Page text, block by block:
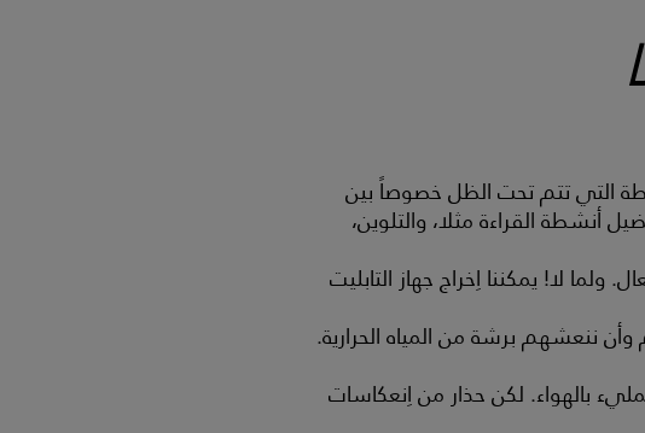
التي تتم تحت الظل خصوصاً بين
أنشطة القراءة مثلا، والتلوين،
لا! يمكننا اِخراج جهاز التابليت
ننعشهم برشة من المياه الحرارية.
بالهواء. لكن حذار من اِنعكاسات